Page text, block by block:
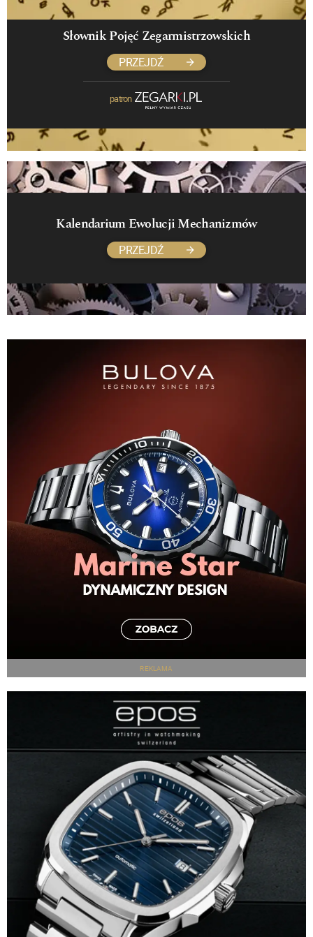
Słownik Pojęć Zegarmistrzowskich
PRZEJDŹ
patron
Kalendarium Ewolucji Mechanizmów
PRZEJDŹ
REKLAMA